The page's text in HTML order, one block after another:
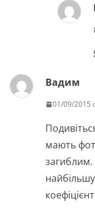
Вадим
01/09/2015
мають
найбільшу